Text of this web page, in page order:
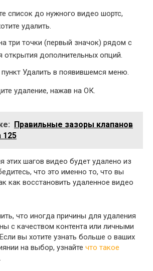
список до нужного видео шортс,
удалить.
три точки (первый значок) рядом с
открытия дополнительных опций.
Удалить в появившемся меню.
удаление, нажав на ОК.
Правильные зазоры клапанов
125
этих шагов видео будет удалено из
что это именно то, что вы
как восстановить удаленное видео
что иногда причины для удаления
с качеством контента или личными
вы хотите узнать больше о ваших
на выбор, узнайте что такое
.